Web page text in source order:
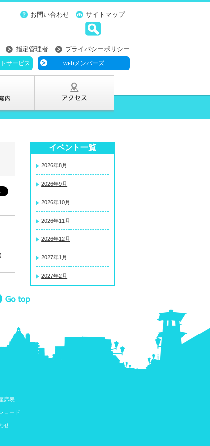
お問い合わせ サイトマップ
指定管理者 プライバシーポリシー
サービス webメンバーズ
イベント一覧
2026年8月
2026年9月
2026年10月
2026年11月
2026年12月
2027年1月
2027年2月
席表
ロード
せ